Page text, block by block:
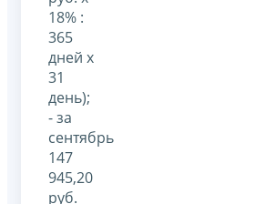
18% :
365
дней x
31
день);
- за
сентябрь
147
945,20
руб.